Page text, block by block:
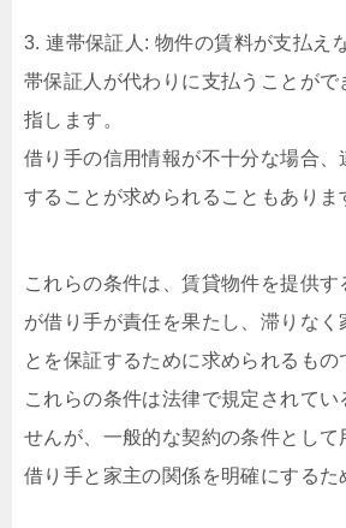
3. 連帯保証人: 物件の賃料が支払え
帯保証人が代わりに支払うことがで
指します。
借り手の信用情報が不十分な場合、
することが求められることもありま
これらの条件は、賃貸物件を提供す
が借り手が責任を果たし、滞りなく
とを保証するために求められるもの
これらの条件は法律で規定されてい
せんが、一般的な契約の条件として
借り手と家主の関係を明確にするた